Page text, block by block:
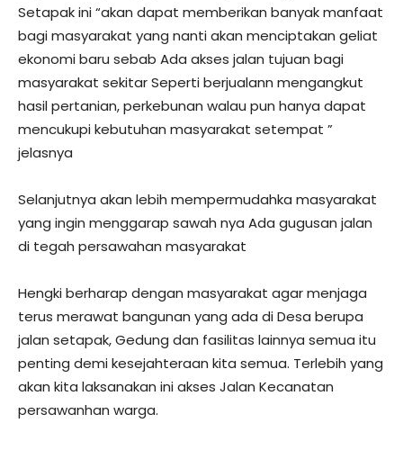
Setapak ini “akan dapat memberikan banyak manfaat
bagi masyarakat yang nanti akan menciptakan geliat
ekonomi baru sebab Ada akses jalan tujuan bagi
masyarakat sekitar Seperti berjualann mengangkut
hasil pertanian, perkebunan walau pun hanya dapat
mencukupi kebutuhan masyarakat setempat ”
jelasnya
Selanjutnya akan lebih mempermudahka masyarakat
yang ingin menggarap sawah nya Ada gugusan jalan
di tegah persawahan masyarakat
Hengki berharap dengan masyarakat agar menjaga
terus merawat bangunan yang ada di Desa berupa
jalan setapak, Gedung dan fasilitas lainnya semua itu
penting demi kesejahteraan kita semua. Terlebih yang
akan kita laksanakan ini akses Jalan Kecanatan
persawanhan warga.